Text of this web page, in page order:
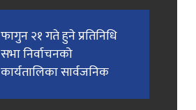
फागुन २१ गते हुने प्रतिनिधि
सभा निर्वाचनको
कार्यतालिका सार्वजनिक